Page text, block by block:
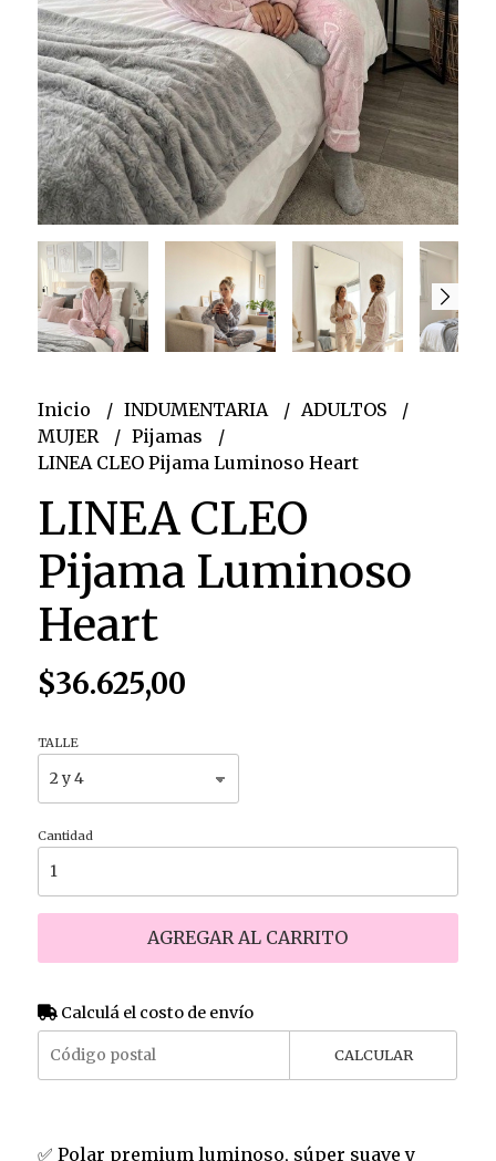
Inicio INDUMENTARIA
ADULTOS
MUJER
Pijamas
LINEA CLEO Pijama Luminoso Heart
LINEA CLEO
Pijama Luminoso
Heart
$36.625,00
TALLE
Cantidad
AGREGAR AL CARRITO
Calculá el costo de envío
CALCULAR
✅ Polar premium luminoso, súper suave y